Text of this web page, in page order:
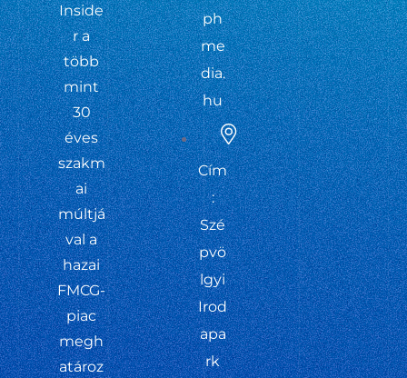
Inside
r a
több
mint
30
éves
szakm
ai
múltjá
val a
hazai
FMCG-
piac
megh
atároz
ph
me
dia.
hu
Cím
:
Szé
pvö
lgyi
Irod
apa
rk